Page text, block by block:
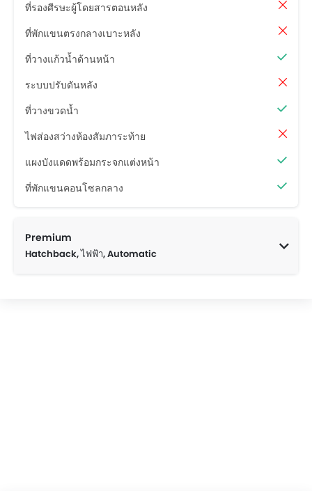
ที่รองศีรษะผู้โดยสารตอนหลัง
ที่พักแขนตรงกลางเบาะหลัง
ที่วางแก้วน้ำด้านหน้า
ระบบปรับดันหลัง
ที่วางขวดน้ำ
ไฟส่องสว่างห้องสัมภาระท้าย
แผงบังแดดพร้อมกระจกแต่งหน้า
ที่พักแขนคอนโซลกลาง
Premium
Hatchback, ไฟฟ้า, Automatic